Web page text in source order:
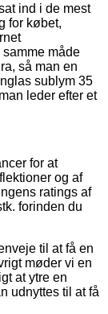
ind i de mest
for købet,
måde
så man en
sublym 35
leder efter et
for at
og af
ratings af
forinden du
til at få en
møder vi en
at ytre en
udnyttes til at få